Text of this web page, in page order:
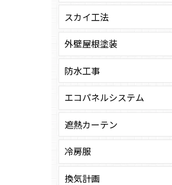
スカイ工法
外壁屋根塗装
防水工事
エコパネルシステム
遮熱カーテン
冷房服
換気計画